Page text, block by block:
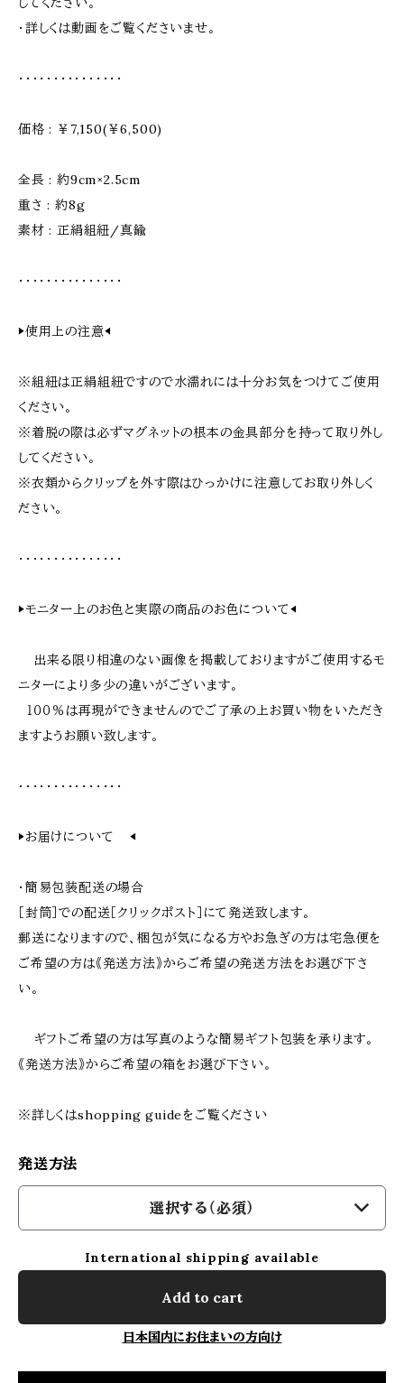
・詳しくは動画をご覧くださいませ。
・・・・・・・・・・・・・・・
価格 : ￥7,150(￥6,500)
全長 : 約9cm×2.5cm
重さ : 約8g
素材 : 正絹組紐/真鍮
・・・・・・・・・・・・・・・
▶︎使用上の注意◀︎
※組紐は正絹組紐ですので水濡れには十分お気をつけてご使用
ください。
※着脱の際は必ずマグネットの根本の金具部分を持って取り外し
してください。
※衣類からクリップを外す際はひっかけに注意してお取り外しく
ださい。
・・・・・・・・・・・・・・・
▶︎モニター上のお色と実際の商品のお色について◀︎
出来る限り相違のない画像を掲載しておりますがご使用するモ
ニターにより多少の違いがございます。
１００％は再現ができませんのでご了承の上お買い物をいただき
ますようお願い致します。
・・・・・・・・・・・・・・・
▶︎お届けについて ◀︎
・簡易包装配送の場合
［封筒］での配送［クリックポスト］にて発送致します。
郵送になりますので、梱包が気になる方やお急ぎの方は宅急便を
ご希望の方は《発送方法》からご希望の発送方法をお選び下さ
い。
ギフトご希望の方は写真のような簡易ギフト包装を承ります。
《発送方法》からご希望の箱をお選び下さい。
※詳しくはshopping guideをご覧ください
発送方法
選択する（必須）
International shipping available
Add to cart
日本国内にお住まいの方向け